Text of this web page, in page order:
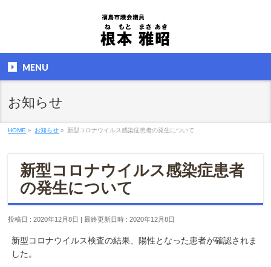
MENU
お知らせ
HOME » お知らせ » 新型コロナウイルス感染症患者の発生について
新型コロナウイルス感染症患者
の発生について
投稿日 : 2020年12月8日 最終更新日時 : 2020年12月8日
新型コロナウイルス検査の結果、陽性となった患者が確認されま
した。